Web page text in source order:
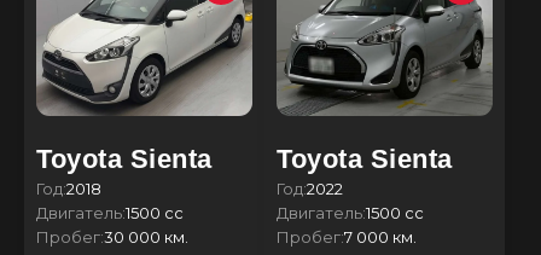
Toyota Sienta
Год:2018
Двигатель:1500 сс
Пробег:30 000 км.
Toyota Sienta
Год:2022
Двигатель:1500 сс
Пробег:7 000 км.